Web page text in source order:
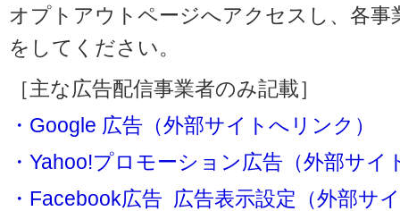
オプトアウトページへアクセスし、各
をしてください。
［主な広告配信事業者のみ記載］
・Google 広告（外部サイトへリンク）
・Yahoo!プロモーション広告（外部サイ
・Facebook広告 広告表示設定（外部サ